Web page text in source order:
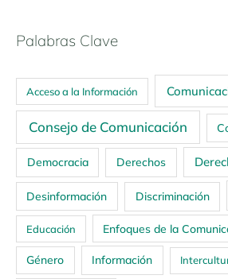
Palabras Clave
Acceso a la Información
Consejo de Comunicación
Democracia Derechos
Desinformación Discriminación
Educación Enfoques de la
Género Información